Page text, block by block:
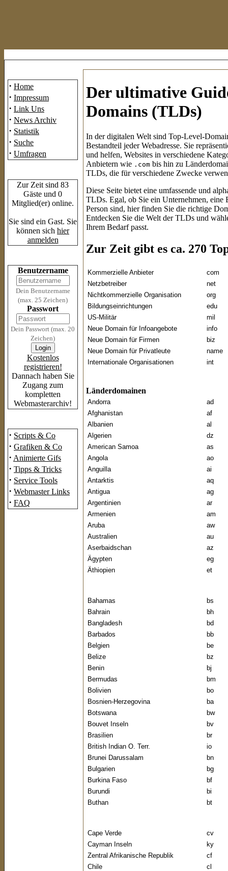
· Home
· Impressum
· Link Uns
· News Archiv
· Statistik
· Suche
· Umfragen
Zur Zeit sind 83
Gäste und 0
Mitglied(er) online.
Sie sind ein Gast. Sie
können sich hier
anmelden
Benutzername
Dein Benutzername
(max. 25 Zeichen)
Passwort
Dein Passwort (max. 20
Zeichen)
Kostenlos
registrieren!
Dannach haben Sie
Zugang zum
kompletten
Webmasterarchiv!
· Scripts & Co
· Grafiken & Co
· Animierte Gifs
· Tipps & Tricks
· Service Tools
· Webmaster Links
· FAQ
Der ultimative
Domains (TLDs)
In der digitalen Welt sind Top-Level-
Bestandteil jeder Webadresse. Sie
und helfen, Websites in verschiedene
Anbietern wie .com bis hin zu
TLDs, die für verschiedene Zwecke
Diese Seite bietet eine umfassende und
TLDs. Egal, ob Sie ein Unternehmen, eine
Person sind, hier finden Sie die richtige
Entdecken Sie die Welt der TLDs und
Ihrem Bedarf passt.
Zur Zeit gibt es ca. 270
Kommerzielle Anbieter
com
Netzbetreiber
net
Nichtkommerzielle Organisation
org
Bildungseinrichtungen
edu
US-Militär
mil
Neue Domain für Infoangebote
info
Neue Domain für Firmen
biz
Neue Domain für Privatleute
name
Internationale Organisationen
int
Länderdomainen
Andorra
ad
Afghanistan
af
Albanien
al
Algerien
dz
American Samoa
as
Angola
ao
Anguilla
ai
Antarktis
aq
Antigua
ag
Argentinien
ar
Armenien
am
Aruba
aw
Australien
au
Aserbaidschan
az
Ägypten
eg
Äthiopien
et
Bahamas
bs
Bahrain
bh
Bangladesh
bd
Barbados
bb
Belgien
be
Belize
bz
Benin
bj
Bermudas
bm
Bolivien
bo
Bosnien-Herzegovina
ba
Botswana
bw
Bouvet Inseln
bv
Brasilien
br
British Indian O. Terr.
io
Brunei Darussalam
bn
Bulgarien
bg
Burkina Faso
bf
Burundi
bi
Buthan
bt
Cape Verde
cv
Cayman Inseln
ky
Zentral Afrikanische Republik
cf
Chile
cl